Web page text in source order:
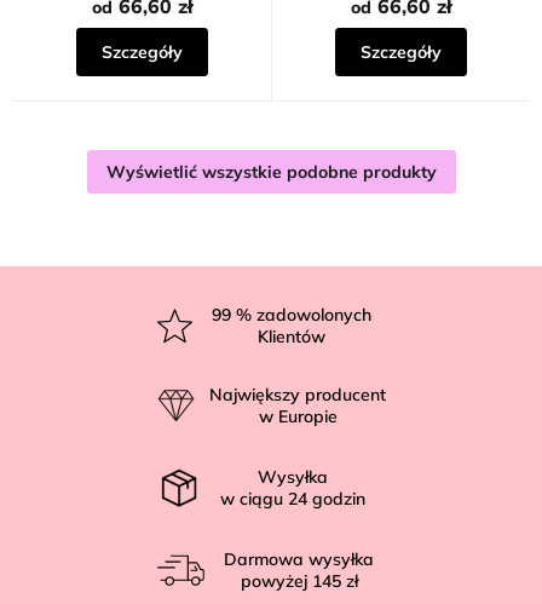
od 66,60 zł
Szczegóły
od 66,60 zł
Szczegóły
Wyświetlić wszystkie podobne produkty
99 % zadowolonych
Klientów
Największy producent
w Europie
Wysyłka
w ciągu 24 godzin
Darmowa wysyłka
powyżej 145 zł